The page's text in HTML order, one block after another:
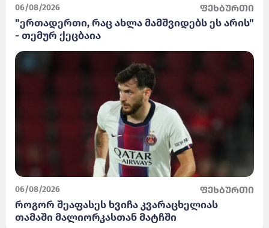
06/08/2026 ფეხბურთი
"ერთადერთი, რაც ახლა მამშვიდებს ეს არის"
- თემურ ქეცბაია
06/08/2026 ფეხბურთი
როგორ შეაფასეს ხვიჩა კვარაცხელიას
თამაში მალიორკასთან მატჩში